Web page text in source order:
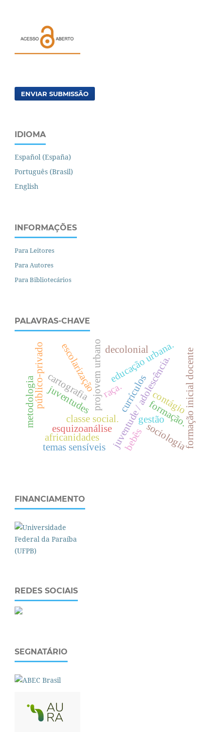
ENVIAR SUBMISSÃO
IDIOMA
Español (España)
Português (Brasil)
English
INFORMAÇÕES
Para Leitores
Para Autores
Para Bibliotecários
PALAVRAS-CHAVE
currículos
projovem urbanojuventude / adolescência.
e
d
u
c
a
ç
ã
o
u
r
b
a
n
a
.
classe social.
raça.
gestão
juventudes
escolarização
público-privado
esquizoanálise formação.
decolonial
bebês
contágio
cartografia formação inicial docente
metodologia
africanidades sociologia
temas sensíveis
FINANCIAMENTO
REDES SOCIAIS
SEGNATÁRIO